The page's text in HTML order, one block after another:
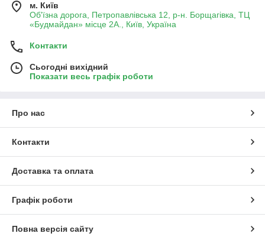
м. Київ
Об'їзна дорога, Петропавлівська 12, р-н. Борщагівка, ТЦ
«Будмайдан» місце 2А., Київ, Україна
Контакти
Сьогодні вихідний
Показати весь графік роботи
Про нас
Контакти
Доставка та оплата
Графік роботи
Повна версія сайту